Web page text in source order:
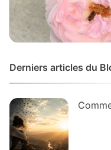
Derniers articles du